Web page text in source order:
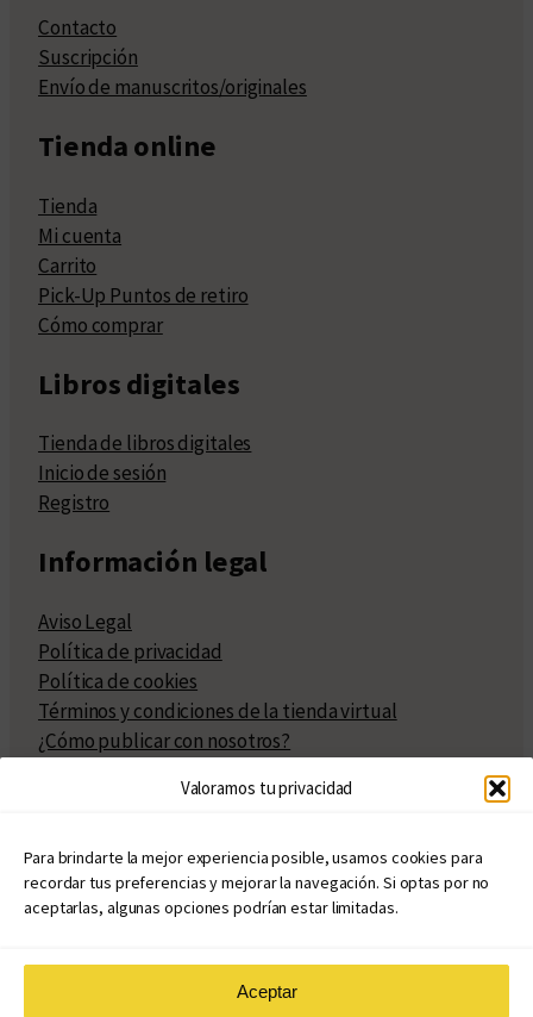
Valoramos tu privacidad
Para brindarte la mejor experiencia posible, usamos cookies para
recordar tus preferencias y mejorar la navegación. Si optas por no
aceptarlas, algunas opciones podrían estar limitadas.
Aceptar
Contacto
Suscripción
Envío de manuscritos/originales
Tienda online
Tienda
Mi cuenta
Carrito
Pick-Up Puntos de retiro
Cómo comprar
Libros digitales
Tienda de libros digitales
Inicio de sesión
Registro
Información legal
Aviso Legal
Política de privacidad
Política de cookies
Términos y condiciones de la tienda virtual
¿Cómo publicar con nosotros?
Políticas de publicación
Políticas de coedición
Atribuciones